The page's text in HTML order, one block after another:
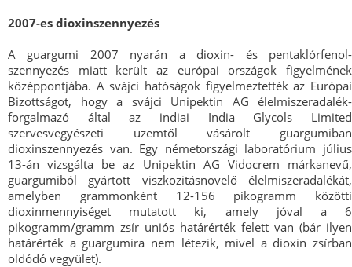
2007-es dioxinszennyezés
A guargumi 2007 nyarán a dioxin- és pentaklórfenol-
szennyezés miatt került az európai országok figyelmének
középpontjába. A svájci hatóságok figyelmeztették az Európai
Bizottságot, hogy a svájci Unipektin AG élelmiszeradalék-
forgalmazó által az indiai India Glycols Limited
szervesvegyészeti üzemtől vásárolt guargumiban
dioxinszennyezés van. Egy németországi laboratórium július
13-án vizsgálta be az Unipektin AG Vidocrem márkanevű,
guargumiból gyártott viszkozitásnövelő élelmiszeradalékát,
amelyben grammonként 12-156 pikogramm közötti
dioxinmennyiséget mutatott ki, amely jóval a 6
pikogramm/gramm zsír uniós határérték felett van (bár ilyen
határérték a guargumira nem létezik, mivel a dioxin zsírban
oldódó vegyület).